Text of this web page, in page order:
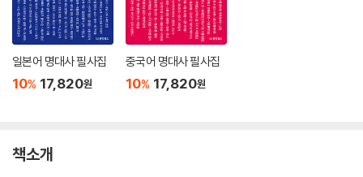
일본어 명대사 필사집
10% 17,820원
중국어 명대사 필사집
10% 17,820원
책소개